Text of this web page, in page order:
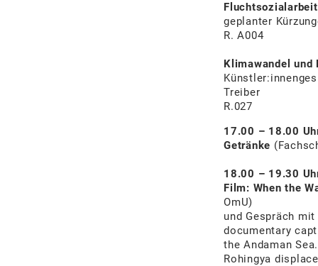
geplanter
R. A004
Klimawandel und
Treiber
R.027
17.00 – 18.00
Getränke
18.00 – 19.30
Film: When the
OmU)
und Gespräch
documentary
the Andaman
Rohingya